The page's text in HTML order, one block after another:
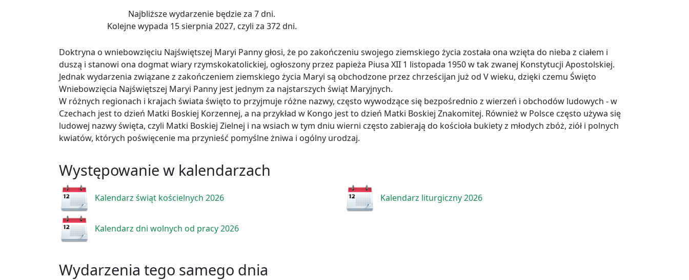
Najbliższe wydarzenie będzie za 7 dni.
Kolejne wypada 15 sierpnia 2027, czyli za 372 dni.
Doktryna o wniebowzięciu Najświętszej Maryi Panny głosi, że po zakończeniu swojego ziemskiego życia została ona wzięta do nieba z ciałem i
duszą i stanowi ona dogmat wiary rzymskokatolickiej, ogłoszony przez papieża Piusa XII 1 listopada 1950 w tak zwanej Konstytucji Apostolskiej.
Jednak wydarzenia związane z zakończeniem ziemskiego życia Maryi są obchodzone przez chrześcijan już od V wieku, dzięki czemu Święto
Wniebowzięcia Najświętszej Maryi Panny jest jednym za najstarszych świąt Maryjnych.
W różnych regionach i krajach świata święto to przyjmuje różne nazwy, często wywodzące się bezpośrednio z wierzeń i obchodów ludowych - w
Czechach jest to dzień Matki Boskiej Korzennej, a na przykład w Kongo jest to dzień Matki Boskiej Znakomitej. Również w Polsce często używa się
ludowej nazwy święta, czyli Matki Boskiej Zielnej i na wsiach w tym dniu wierni często zabierają do kościoła bukiety z młodych zbóż, ziół i polnych
kwiatów, których poświęcenie ma przynieść pomyślne żniwa i ogólny urodzaj.
Występowanie w kalendarzach
Kalendarz świąt kościelnych 2026 Kalendarz liturgiczny 2026
Kalendarz dni wolnych od pracy 2026
Wydarzenia tego samego dnia